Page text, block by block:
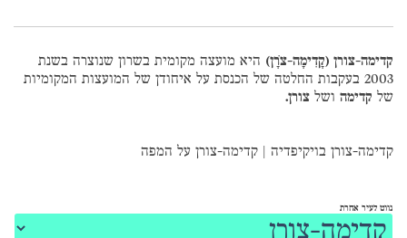
קדימה-צורן (קָדִימָה-צֹרָן) היא מועצה מקומית בשרון שנוצרה בשנת
2003 בעקבות החלטה של הכנסת על איחודן של המועצות המקומיות
של קדימה ושלצורן.
קדימה-צורן בויקיפדיה |קדימה-צורן על המפה
נווט לעיר אחרת